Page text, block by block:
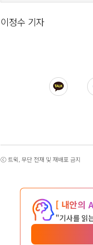
이정수 기자
ⓒ 트윅, 무단 전재 및 재배포 금지
[ 내안의
"기사를 읽